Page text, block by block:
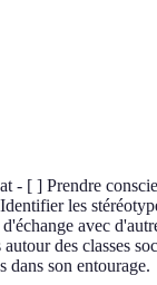
- [ ] Prendre
les
avec
des classes
dans son entourage.